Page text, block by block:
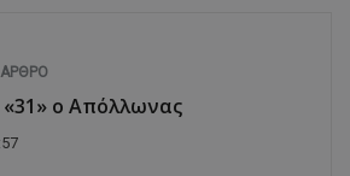
«31» o Aπόλλωνας